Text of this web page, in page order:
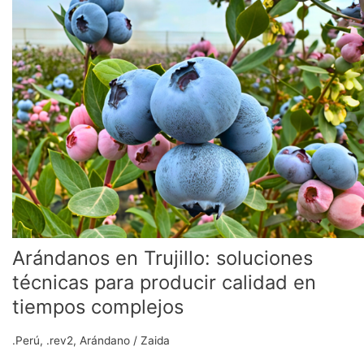
Arándanos en Trujillo: soluciones
técnicas para producir calidad en
tiempos complejos
.Perú, .rev2, Arándano / Zaida
Trujillo:
soluciones
técnicas
para
producir
calidad
en
tiempos
complejos